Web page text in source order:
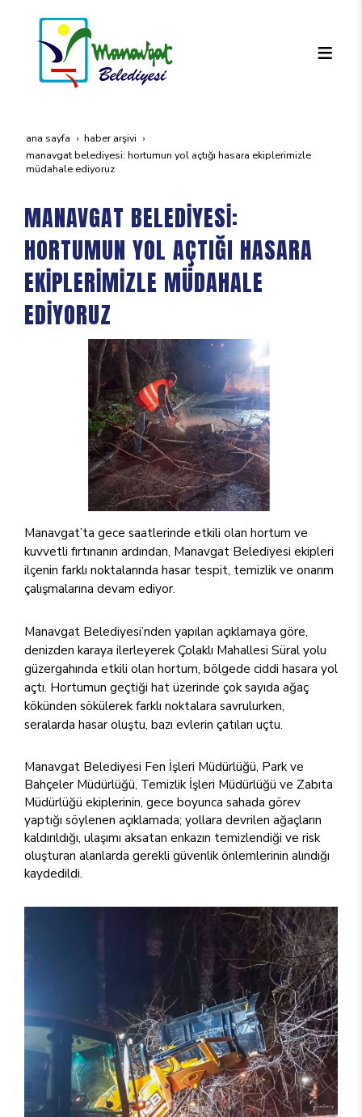
ana sayfa
haber arşivi
manavgat beledi̇yesi̇: hortumun yol açtiği hasara eki̇pleri̇mi̇zle
müdahale edi̇yoruz
MANAVGAT BELEDİYESİ:
HORTUMUN YOL AÇTIĞI HASARA
EKİPLERİMİZLE MÜDAHALE
EDİYORUZ
Manavgat’ta gece saatlerinde etkili olan hortum ve
kuvvetli fırtınanın ardından, Manavgat Belediyesi ekipleri
ilçenin farklı noktalarında hasar tespit, temizlik ve onarım
çalışmalarına devam ediyor.
Manavgat Belediyesi’nden yapılan açıklamaya göre,
denizden karaya ilerleyerek Çolaklı Mahallesi Süral yolu
güzergahında etkili olan hortum, bölgede ciddi hasara yol
açtı. Hortumun geçtiği hat üzerinde çok sayıda ağaç
kökünden sökülerek farklı noktalara savrulurken,
seralarda hasar oluştu, bazı evlerin çatıları uçtu.
Manavgat Belediyesi Fen İşleri Müdürlüğü, Park ve
Bahçeler Müdürlüğü, Temizlik İşleri Müdürlüğü ve Zabıta
Müdürlüğü ekiplerinin, gece boyunca sahada görev
yaptığı söylenen açıklamada; yollara devrilen ağaçların
kaldırıldığı, ulaşımı aksatan enkazın temizlendiği ve risk
oluşturan alanlarda gerekli güvenlik önlemlerinin alındığı
kaydedildi.